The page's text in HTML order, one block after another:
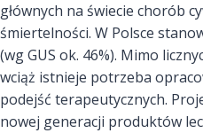
głównych na świecie chorób
śmiertelności. W Polsce
(wg GUS ok. 46%). Mimo
wciąż istnieje potrzeba
podejść terapeutycznych.
nowej generacji produktów